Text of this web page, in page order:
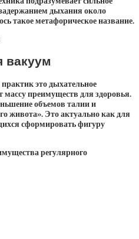
дыхания около
такое метафорическое название.
вакуум
это дыхательное
массу преимуществ для здоровья.
объемов талии и
живота». Это актуально как для
сформировать фигуру
регулярного